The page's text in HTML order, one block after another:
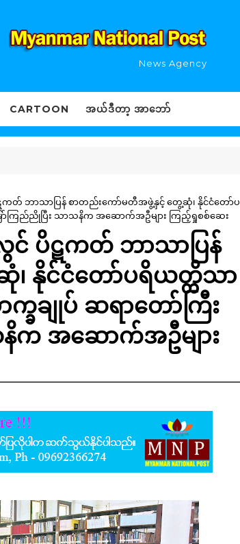
News Agency
CARTOON အယ်ဒီတာ့ အာဘော်
ဋကတ် ဘာသာပြန် စာတည်းကော်မတီအဖွဲ့နှင့် တွေ့ဆုံ၊ နိုင်ငံတော်ပ
ော်ကြည်ညိုပြီး သာသနိက အဆောက်အဦများ ကြည့်ရှုစစ်ဆေး
လွင် ပိဋကတ် ဘာသာပြန်
နိုင်ငံတော်ပရိယတ္တိသာ
ခချုပ် ဆရာတော်ကြီး
နိက အဆောက်အဦများ